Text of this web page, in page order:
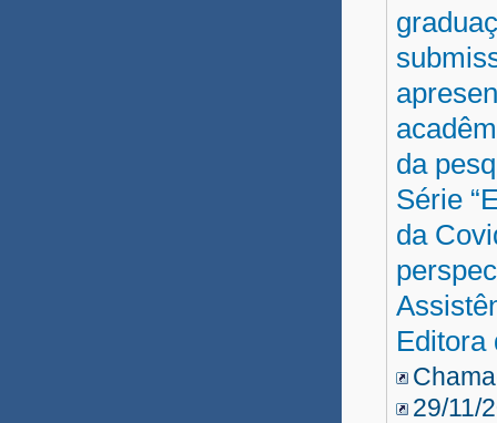
da
Série
da
Editora
29/11/